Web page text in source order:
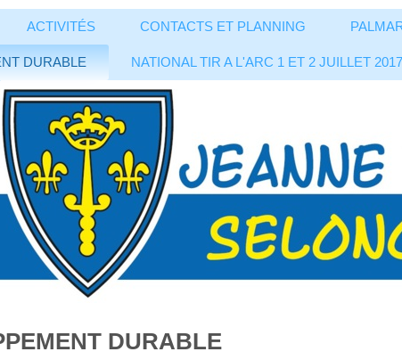
ACTIVITÉS CONTACTS ET PLANNING
DURABLE NATIONAL TIR A L'ARC 1 ET 2 JUILLET 2017
DURABLE